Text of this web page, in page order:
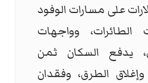
على مسارات الوفود
الطائرات، وواجهات
يدفع السكان ثمن
الطرق، وفقدان